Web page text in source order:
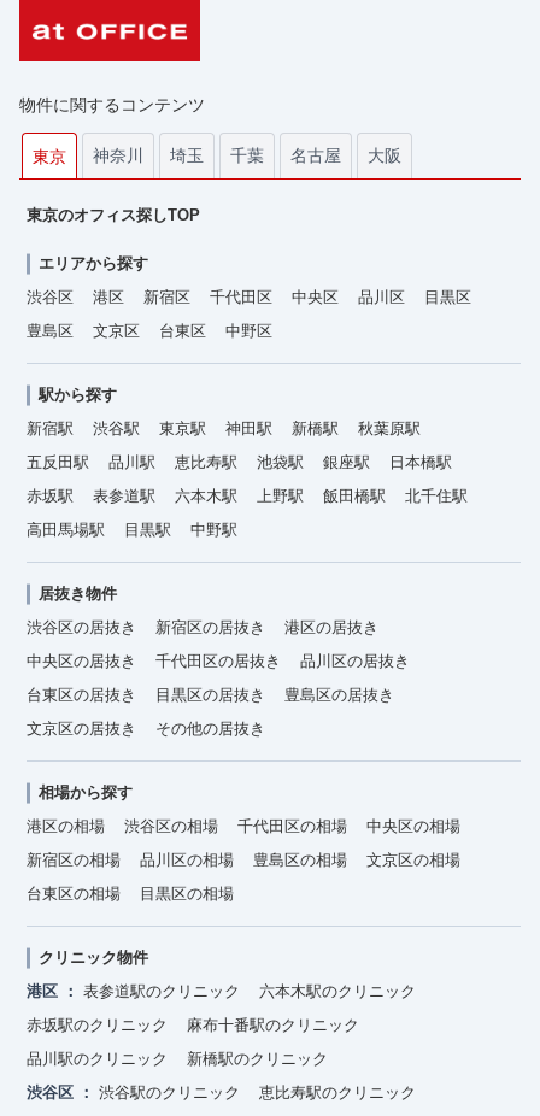
物件に関するコンテンツ
東京 神奈川 埼玉 千葉 名古屋 大阪
東京のオフィス探しTOP
エリアから探す
渋谷区
港区 新宿区 千代田区 中央区 品川区
目黒区
豊島区
文京区 台東区 中野区
駅から探す
新宿駅
渋谷駅 東京駅 神田駅 新橋駅
秋葉原駅
五反田駅
品川駅 恵比寿駅 池袋駅 銀座駅
日本橋駅
赤坂駅
表参道駅 六本木駅 上野駅 飯田橋駅
北千住駅
高田馬場駅
目黒駅 中野駅
居抜き物件
渋谷区の居抜き
新宿区の居抜き
港区の居抜き
中央区の居抜き
千代田区の居抜き
品川区の居抜き
台東区の居抜き
目黒区の居抜き
豊島区の居抜き
文京区の居抜き
その他の居抜き
相場から探す
港区の相場
渋谷区の相場 千代田区の相場
中央区の相場
新宿区の相場
品川区の相場 豊島区の相場
文京区の相場
台東区の相場
目黒区の相場
クリニック物件
港区
表参道駅のクリニック
六本木駅のクリニック
赤坂駅のクリニック
麻布十番駅のクリニック
品川駅のクリニック
新橋駅のクリニック
渋谷区
渋谷駅のクリニック
恵比寿駅のクリニック